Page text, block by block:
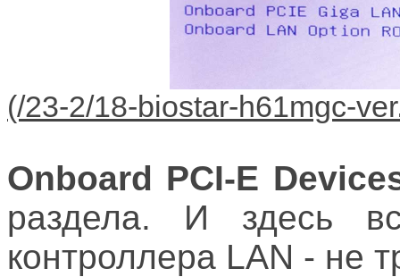
Onboard PCI-E
раздела. И здесь
контроллера LAN - не